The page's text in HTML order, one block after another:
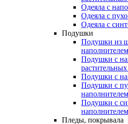
Одеяла с
Одеяла с
Одеяла с
Подушки
Подушки из
наполнителем
Подушки с
Подушки с
Подушки с
наполнителем
Подушки с
наполнителем
Пледы, покрывала